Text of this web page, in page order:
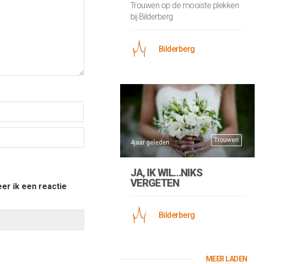
ik een reactie
Trouwen op de mooiste plekken
bij Bilderberg
Bilderberg
Trouwen
4jaar geleden
JA, IK WIL…NIKS
VERGETEN
Bilderberg
MEER LADEN